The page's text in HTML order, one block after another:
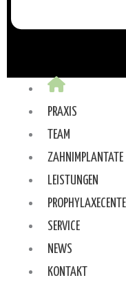
PRAXIS
TEAM
ZAHNIMPLANTATE
LEISTUNGEN
SERVICE
NEWS
KONTAKT